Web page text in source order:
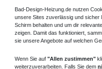
Bad-Design-Heizung.de nutzen
unsere Sites zuverlässig und sicher
Schirm behalten und um dir
zeigen. Damit das funktioniert,
sie unsere Angebote auf welchen
Wenn Sie auf "Allen zustimmen"
weiterzuverarbeiten. Falls Sie dem